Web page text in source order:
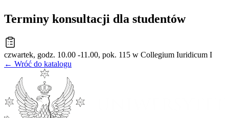
Terminy konsultacji dla studentów
czwartek, godz. 10.00 -11.00, pok. 115 w Collegium Iuridicum I
← Wróć do katalogu